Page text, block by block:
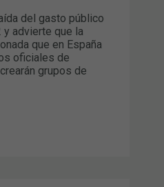
del gasto público
advierte que la
que en España
oficiales de
grupos de